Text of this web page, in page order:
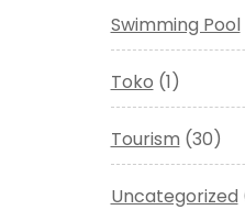
Swimming Pool
Toko (1)
Tourism (30)
Uncategorized